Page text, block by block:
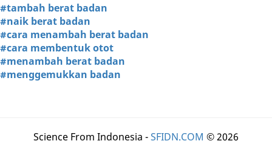
#tambah berat badan
#naik berat badan
#cara menambah berat badan
#cara membentuk otot
#menambah berat badan
#menggemukkan badan
Science From Indonesia -SFIDN.COM © 2026